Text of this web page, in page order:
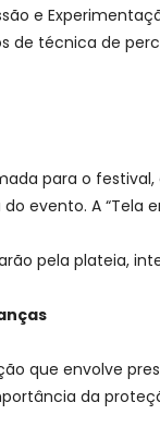
e
de técnica de
para o festival,
evento. A
pela plateia,
envolve
da